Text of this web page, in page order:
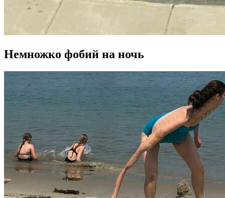
Немножко фобий на ночь